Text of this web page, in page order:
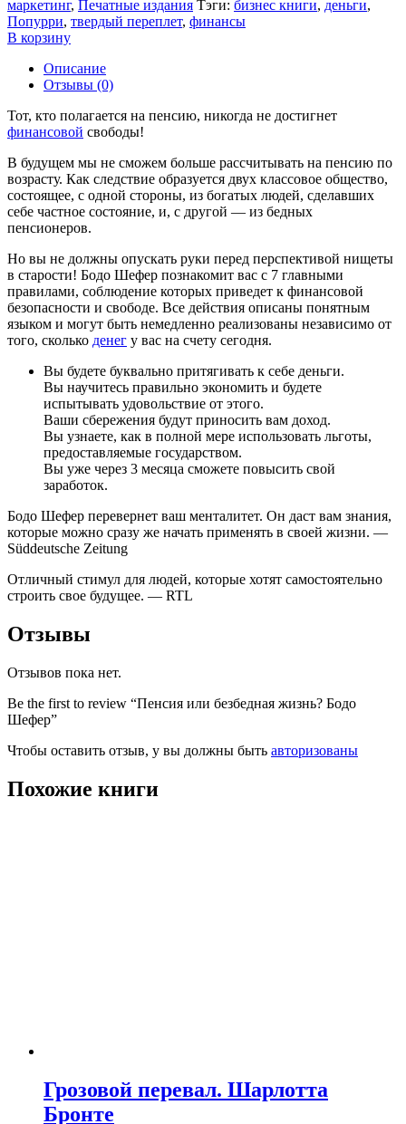
маркетинг, Печатные издания Тэги: бизнес книги, деньги,
Попурри, твердый переплет, финансы
В корзину
Описание
Отзывы (0)
Тот, кто полагается на пенсию, никогда не достигнет
финансовой свободы!
В будущем мы не сможем больше рассчитывать на пенсию по
возрасту. Как следствие образуется двух классовое общество,
состоящее, с одной стороны, из богатых людей, сделавших
себе частное состояние, и, с другой — из бедных
пенсионеров.
Но вы не должны опускать руки перед перспективой нищеты
в старости! Бодо Шефер познакомит вас с 7 главными
правилами, соблюдение которых приведет к финансовой
безопасности и свободе. Все действия описаны понятным
языком и могут быть немедленно реализованы независимо от
того, сколько денег у вас на счету сегодня.
Вы будете буквально притягивать к себе деньги.
Вы научитесь правильно экономить и будете
испытывать удовольствие от этого.
Ваши сбережения будут приносить вам доход.
Вы узнаете, как в полной мере использовать льготы,
предоставляемые государством.
Вы уже через 3 месяца сможете повысить свой
заработок.
Бодо Шефер перевернет ваш менталитет. Он даст вам знания,
которые можно сразу же начать применять в своей жизни. —
Süddeutsche Zeitung
Отличный стимул для людей, которые хотят самостоятельно
строить свое будущее. — RTL
Отзывы
Отзывов пока нет.
Be the first to review “Пенсия или безбедная жизнь? Бодо
Шефер”
Чтобы оставить отзыв, у вы должны быть авторизованы
Похожие книги
Грозовой перевал. Шарлотта
Бронте